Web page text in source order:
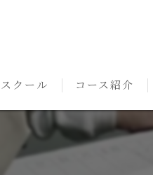
スクール
熊本本校の特徴
熊本みゆき校の特徴
コース紹介
NARD JAPAN